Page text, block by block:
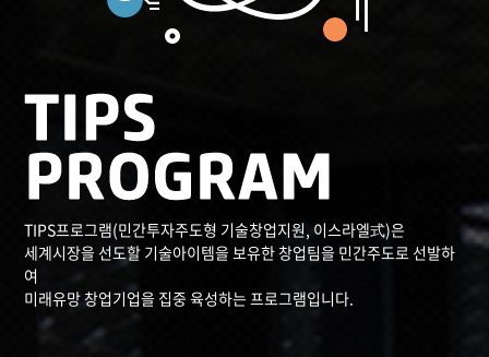
TIPS프로그램(민간투자주도형 기술창업지원, 이스라엘式)은
세계시장을 선도할 기술아이템을 보유한 창업팀을 민간주도로 선발하
여
미래유망 창업기업을 집중 육성하는 프로그램입니다.